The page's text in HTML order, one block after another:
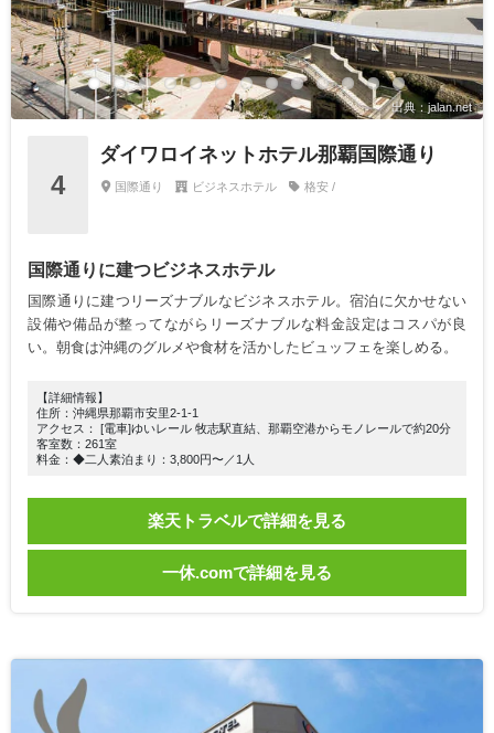
出典：jalan.net
4
ダイワロイネットホテル那覇国際通り
国際通り ビジネスホテル 格安 /
国際通りに建つビジネスホテル
国際通りに建つリーズナブルなビジネスホテル。宿泊に欠かせない
設備や備品が整ってながらリーズナブルな料金設定はコスパが良
い。朝食は沖縄のグルメや食材を活かしたビュッフェを楽しめる。
【詳細情報】
住所：沖縄県那覇市安里2-1-1
アクセス： [電車]ゆいレール 牧志駅直結、那覇空港からモノレールで約20分
客室数：261室
料金：◆二人素泊まり：3,800円〜／1人
楽天トラベルで詳細を見る
一休.comで詳細を見る